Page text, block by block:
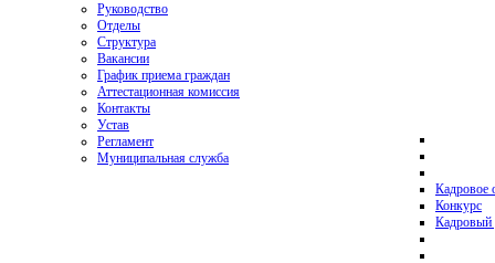
Руководство
Отделы
Структура
Вакансии
График приема граждан
Аттестационная комиссия
Контакты
Устав
Регламент
Муниципальная служба
Кадровое
Конкурс
Кадровый